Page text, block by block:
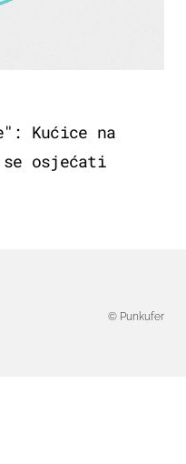
Kućice na
osjećati
© Punkufer